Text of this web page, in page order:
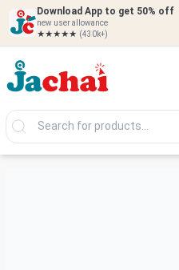
Download App to get 50% off
new user allowance
★★★★★ (430k+)